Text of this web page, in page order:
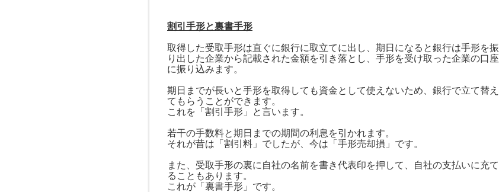
割引手形と裏書手形
取得した受取手形は直ぐに銀行に取立てに出し、期日になると銀行は手形を振
り出した企業から記載された金額を引き落とし、手形を受け取った企業の口座
に振り込みます。
期日までが長いと手形を取得しても資金として使えないため、銀行で立て替え
てもらうことができます。
これを「割引手形」と言います。
若干の手数料と期日までの期間の利息を引かれます。
それが昔は「割引料」でしたが、今は「手形売却損」です。
また、受取手形の裏に自社の名前を書き代表印を押して、自社の支払いに充て
ることもあります。
これが「裏書手形」です。